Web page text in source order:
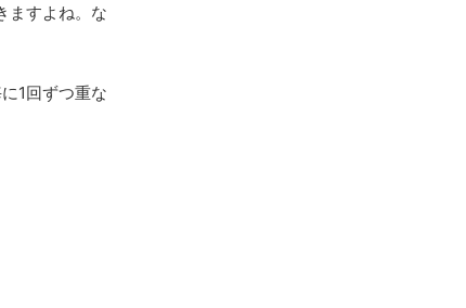
ますよね。な
1回ずつ重な